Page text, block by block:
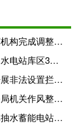
防汛抗旱指挥机构完成调整移交
涪江华能明台水电站库区3月8日（今天）蓄水
封丘河务局开展非法设置拦河渔具专项整治行动
濮阳第二河务局机关作风整顿从“头”开始
河南五岳水库抽水蓄能电站主体工程全面开工